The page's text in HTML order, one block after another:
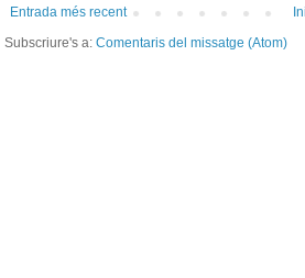
Entrada més recent
Subscriure's a: Comentaris del missatge (Atom)